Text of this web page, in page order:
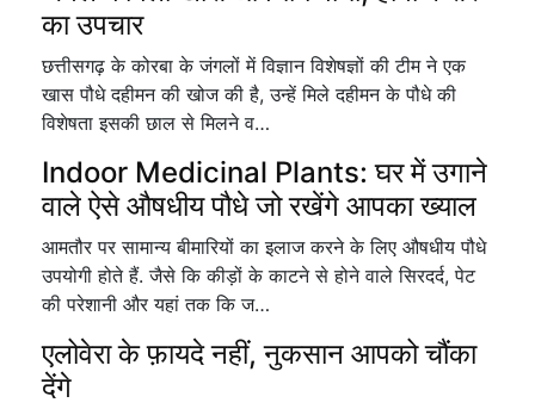
का उपचार
छत्तीसगढ़ के कोरबा के जंगलों में विज्ञान विशेषज्ञों की टीम ने एक
खास पौधे दहीमन की खोज की है, उन्हें मिले दहीमन के पौधे की
विशेषता इसकी छाल से मिलने व…
Indoor Medicinal Plants: घर में उगाने
वाले ऐसे औषधीय पौधे जो रखेंगे आपका ख्याल
आमतौर पर सामान्य बीमारियों का इलाज करने के लिए औषधीय पौधे
उपयोगी होते हैं. जैसे कि कीड़ों के काटने से होने वाले सिरदर्द, पेट
की परेशानी और यहां तक कि ज…
एलोवेरा के फ़ायदे नहीं, नुकसान आपको चौंका
देंगे